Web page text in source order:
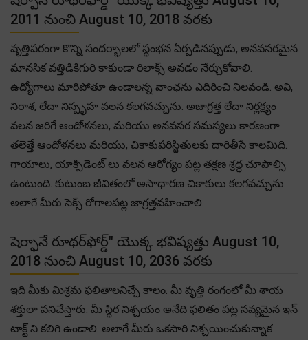
2011 నుంచి August 10, 2018 వరకు
వృత్తిపరంగా కొన్ని సందర్భాలలో స్థంభన ఏర్పడినప్పుడు, అనవసరమైన
మానసిక వత్తిడికిగురి కాకుండా రిలాక్స్ అవడం నేర్చుకోవాలి.
ఉద్యోగాలు మారిపోతూ ఉండాలన్న వాంఛను ఎదిరించి నిలవండి. అవి,
నిరాశ, లేదా నిస్పృహ వలన కలగవచ్చును. అజాగ్రత్త లేదా నిర్లక్ష్యం
వలన జరిగే ఆందోళనలు, మరియు అనవసర సమస్యలు కారణంగా
తలెత్తే ఆందోళనలు మరియు, చికాకుపరిస్థితులకు దారితీసే కాలమిది.
గాయాలు, యాక్సిడెంట్ లు వలన ఆరోగ్యం పట్ల తక్షణ శ్రద్ధ చూపాల్సి
ఉంటుంది. కుటుంబ జీవితంలో అసాధారణ చికాకులు కలగవచ్చును.
అలాగే మీరు సెక్స్ రోగాలపట్ల జాగ్రత్తవహించాలి.
షెర్ఫానే రూథర్‌ఫోర్డ్" యొక్క భవిష్యత్తు August 10,
2018 నుంచి August 10, 2036 వరకు
ఇది మీకు మిశ్రమ ఫలితాలనిచ్చే కాలం. మీ వృత్తి రంగంలో మీ శాయ
శక్తులా పనిచేస్తారు. మీ స్థిర నిశ్చయం అనేది ఫలితం పట్ల సవ్యమైన ఇన్
టాక్ట్ ని కలిగి ఉండాలి. అలాగే మీరు ఒకసారి నిశ్చయించుకున్నాక